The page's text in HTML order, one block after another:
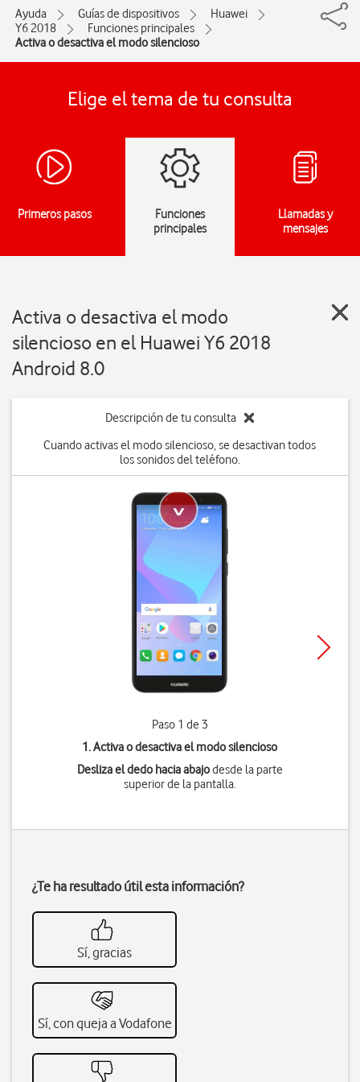
Ayuda Guías de dispositivos
Huawei
Y6 2018
Funciones principales
Activa o desactiva el modo silencioso
Elige el tema de tu consulta
Primeros pasos
Funciones
principales
Llamadas y
mensajes
Activa o desactiva el modo
silencioso en el Huawei Y6 2018
Android 8.0
Descripción de tu consulta
Cuando activas el modo silencioso, se desactivan todos
los sonidos del teléfono.
Paso 1 de 3
1. Activa o desactiva el modo silencioso
Desliza el dedo hacia abajodesde la parte
superior de la pantalla.
¿Te ha resultado útil esta información?
Sí, gracias
Sí, con queja a Vodafone